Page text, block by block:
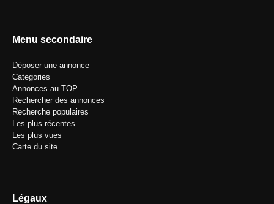
Menu secondaire
Déposer une annonce
Categories
Annonces au TOP
Rechercher des annonces
Recherche populaires
Les plus récentes
Les plus vues
Carte du site
Légaux